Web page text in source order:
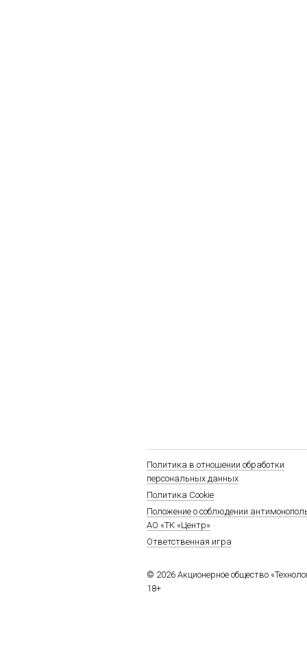
Политика в отношении обработки
персональных данных
Политика Cookie
Положение о соблюдении
АО «ТК «Центр»
Ответственная игра
© 2026 Акционерное общество
18+